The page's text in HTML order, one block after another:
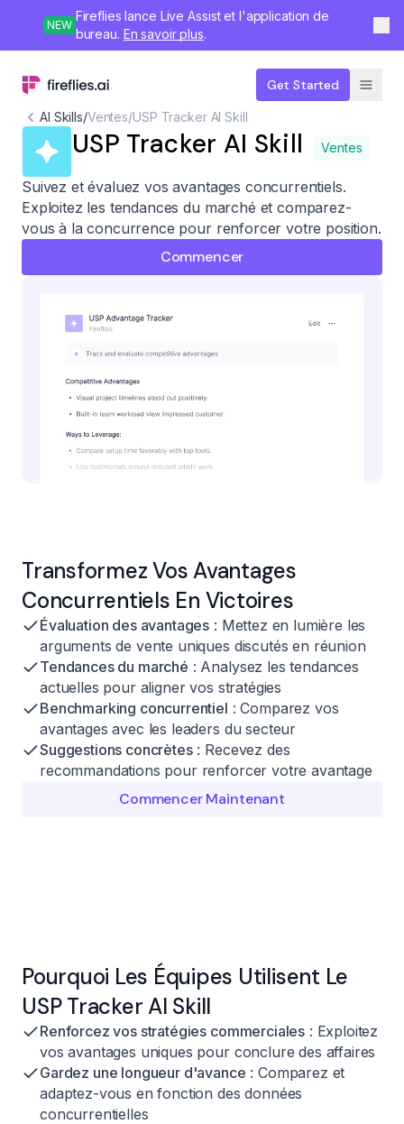
NEW
Fireflies lance Live Assist et l'application de
bureau. En savoir plus.
Get Started
AI Skills/Ventes/USP Tracker AI Skill
USP Tracker AI Skill Ventes
Suivez et évaluez vos avantages concurrentiels.
Exploitez les tendances du marché et comparez-
vous à la concurrence pour renforcer votre position.
Commencer
Transformez Vos Avantages
Concurrentiels En Victoires
Évaluation des avantages : Mettez en lumière les
arguments de vente uniques discutés en réunion
Tendances du marché : Analysez les tendances
actuelles pour aligner vos stratégies
Benchmarking concurrentiel : Comparez vos
avantages avec les leaders du secteur
Suggestions concrètes: Recevez des
recommandations pour renforcer votre avantage
Commencer Maintenant
Pourquoi Les Équipes Utilisent Le
USP Tracker AI Skill
Renforcez vos stratégies commerciales : Exploitez
vos avantages uniques pour conclure des affaires
Gardez une longueur d'avance : Comparez et
adaptez-vous en fonction des données
concurrentielles